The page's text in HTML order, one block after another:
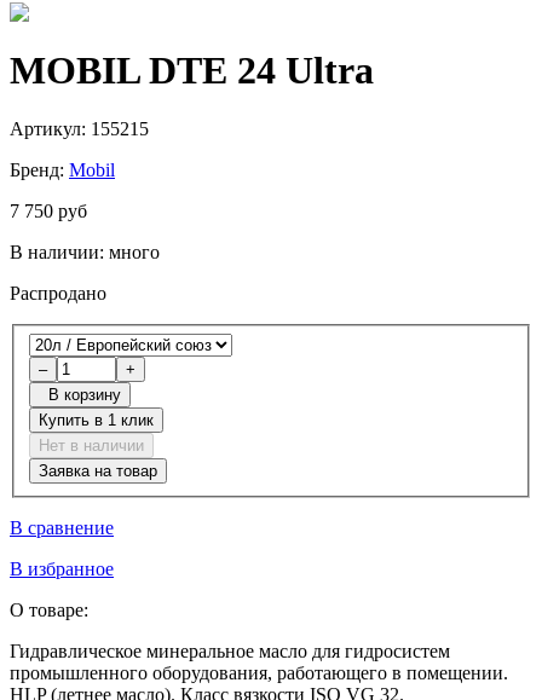
MOBIL DTE 24 Ultra
Артикул: 155215
Бренд: Mobil
7 750 руб
В наличии: много
Распродано
–
+
В корзину
Купить в 1 клик
Нет в наличии
Заявка на товар
В сравнение
В избранное
О товаре:
Гидравлическое минеральное масло для гидросистем
промышленного оборудования, работающего в помещении.
HLP (летнее масло). Класс вязкости ISO VG 32.